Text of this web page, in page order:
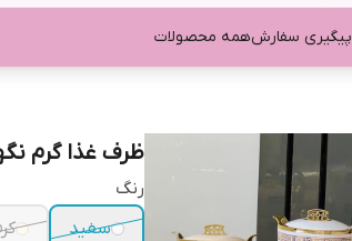
پیگیری سفارشهمه محصولات
ظرف غذا گرم
رنگ
سفید